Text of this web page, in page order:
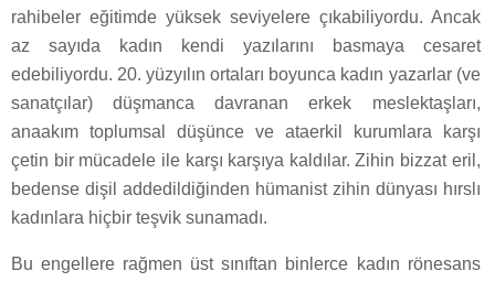
rahibeler eğitimde yüksek seviyelere çıkabiliyordu. Ancak
az sayıda kadın kendi yazılarını basmaya cesaret
edebiliyordu. 20. yüzyılın ortaları boyunca kadın yazarlar (ve
sanatçılar) düşmanca davranan erkek meslektaşları,
anaakım toplumsal düşünce ve ataerkil kurumlara karşı
çetin bir mücadele ile karşı karşıya kaldılar. Zihin bizzat eril,
bedense dişil addedildiğinden hümanist zihin dünyası hırslı
kadınlara hiçbir teşvik sunamadı.
Bu engellere rağmen üst sınıftan binlerce kadın rönesans